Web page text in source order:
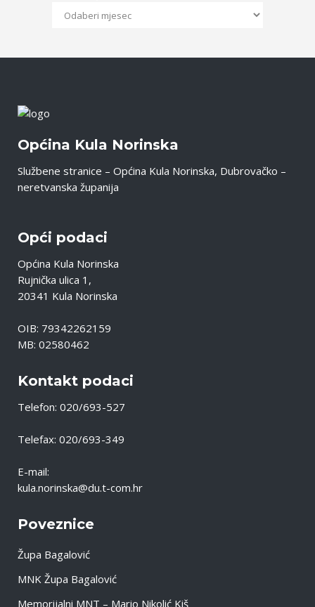
Općina Kula Norinska
Službene stranice – Općina Kula Norinska, Dubrovačko –
neretvanska županija
Opći podaci
Općina Kula Norinska
Rujnička ulica 1,
20341 Kula Norinska
OIB: 79342262159
MB: 02580462
Kontakt podaci
Telefon: 020/693-527
Telefax: 020/693-349
E-mail:
kula.norinska@du.t-com.hr
Poveznice
Župa Bagalović
MNK Župa Bagalović
Memorijalni MNT – Mario Nikolić Kiš